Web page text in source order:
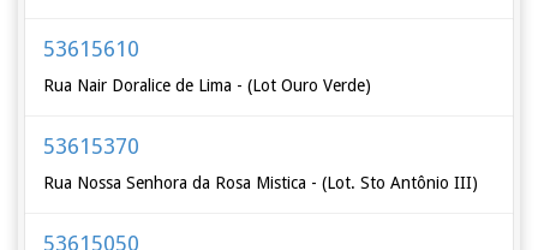
53615610
Rua Nair Doralice de Lima - (Lot Ouro Verde)
53615370
Rua Nossa Senhora da Rosa Mistica - (Lot. Sto Antônio III)
53615050